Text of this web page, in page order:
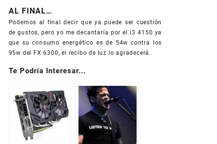
AL FINAL…
Podemos al final decir que ya puede ser cuestión
de gustos, pero yo me decantaría por el i3 4150 ya
que su consumo energético es de 54w contra los
95w del FX 6300, el recibo de luz lo agradecerá.
Te Podría Interesar...